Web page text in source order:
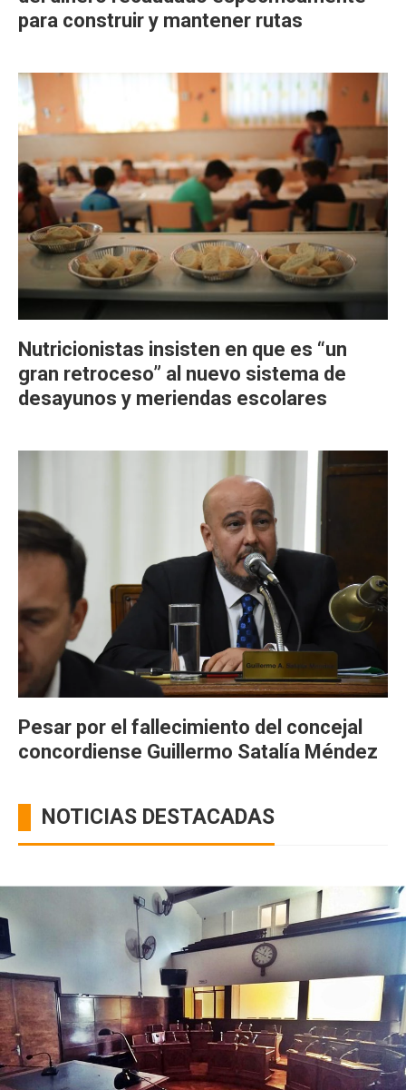
para construir y mantener rutas
Nutricionistas insisten en que es “un
gran retroceso” al nuevo sistema de
desayunos y meriendas escolares
Pesar por el fallecimiento del concejal
concordiense Guillermo Satalía Méndez
NOTICIAS DESTACADAS